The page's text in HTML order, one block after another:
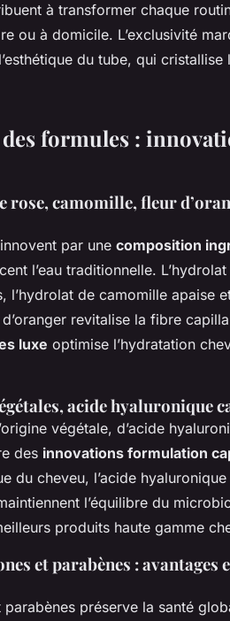
à transformer chaque
ou à domicile. L’exclusivité
du tube, qui cristallise
formules :
rose, camomille, fleur
par une composition
l’eau traditionnelle.
l’hydrolat de camomille apaise
revitalise la fibre
luxe optimise l’hydratation
acide hyaluronique
végétale, d’acide
des innovations formulation
du cheveu, l’acide
l’équilibre du
produits haute gamme
et parabènes : avantages
préserve la santé